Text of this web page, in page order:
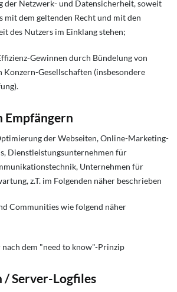
Netzwerk- und Datensicherheit, soweit
mit dem geltenden Recht und mit den
des Nutzers im Einklang stehen;
Gewinnen durch Bündelung von
Konzern-Gesellschaften (insbesondere
Empfängern
der Webseiten, Online-Marketing-
Dienstleistungsunternehmen für
Unternehmen für
z.T. im Folgenden näher beschrieben
Communities wie folgend näher
dem "need to know"-Prinzip
/ Server-Logfiles